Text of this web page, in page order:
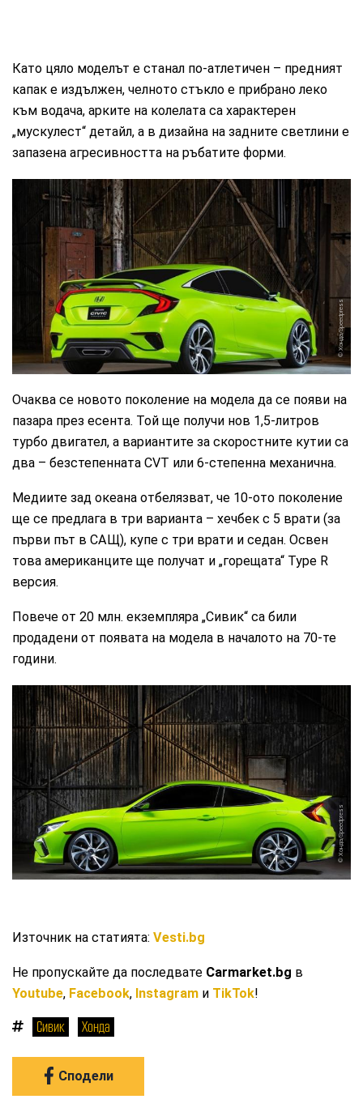
Като цяло моделът е станал по-атлетичен – предният
капак е издължен, челното стъкло е прибрано леко
към водача, арките на колелата са характерен
„мускулест“ детайл, а в дизайна на задните светлини е
запазена агресивността на ръбатите форми.
Хонда/Speedpress
Очаква се новото поколение на модела да се появи на
пазара през есента. Той ще получи нов 1,5-литров
турбо двигател, а вариантите за скоростните кутии са
два – безстепенната CVT или 6-степенна механична.
Медиите зад океана отбелязват, че 10-ото поколение
ще се предлага в три варианта – хечбек с 5 врати (за
първи път в САЩ), купе с три врати и седан. Освен
това американците ще получат и „горещата“ Type R
версия.
Повече от 20 млн. екземпляра „Сивик“ са били
продадени от появата на модела в началото на 70-те
години.
Хонда/Speedpress
Източник на статията:Vesti.bg
Не пропускайте да последвате Carmarket.bg в
Youtube, Facebook, Instagram и TikTok!
Сивик Хонда
Сподели